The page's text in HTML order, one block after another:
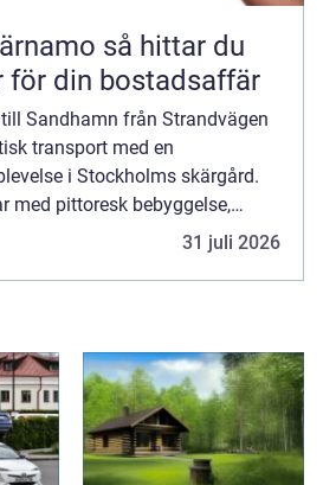
så hittar du
för din bostadsaffär
Sandhamn från Strandvägen
transport med en
i Stockholms skärgård.
med pittoresk bebyggelse,
och livligt b&arin...
31 juli 2026